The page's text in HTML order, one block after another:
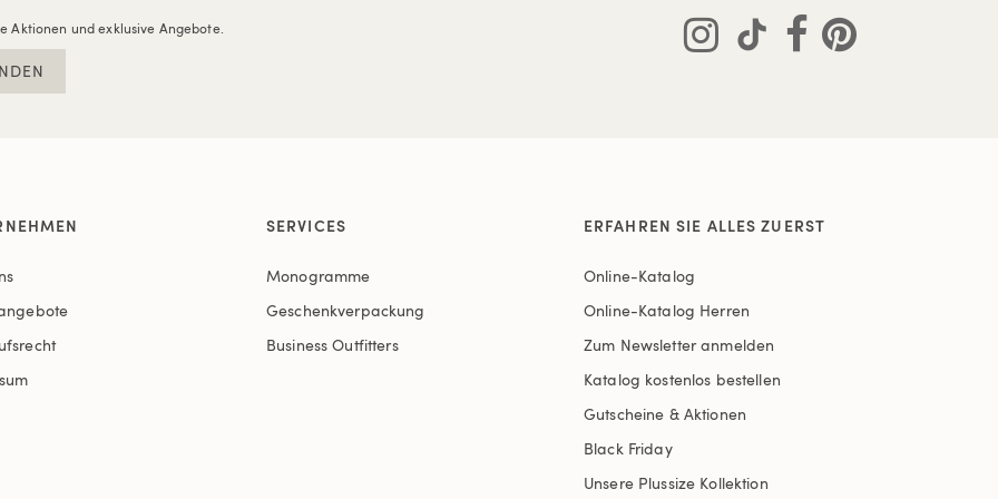
Aktionen und exklusive Angebote.
SERVICES
Monogramme
Geschenkverpackung
Business Outfitters
ERFAHREN SIE ALLES ZUERST
Online-Katalog
Online-Katalog Herren
Zum Newsletter anmelden
Katalog kostenlos bestellen
Gutscheine & Aktionen
Black Friday
Unsere Plussize Kollektion